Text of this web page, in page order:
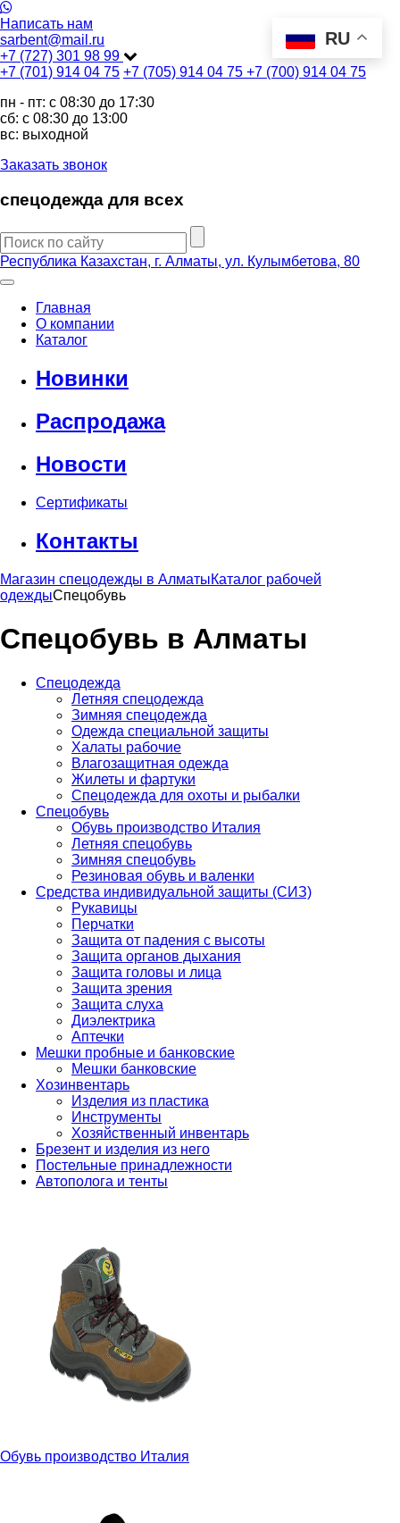
Написать нам
sarbent@mail.ru
+7 (727) 301 98 99
+7 (701) 914 04 75 +7 (705) 914 04 75 +7 (700) 914 04 75
пн - пт: c 08:30 до 17:30
сб: c 08:30 до 13:00
вс: выходной
Заказать звонок
спецодежда для всех
Республика Казахстан, г. Алматы, ул. Кулымбетова, 80
Главная
О компании
Каталог
Новинки
Распродажа
Новости
Сертификаты
Контакты
Магазин спецодежды в АлматыКаталог рабочей
одеждыСпецобувь
Спецобувь в Алматы
Спецодежда
Летняя спецодежда
Зимняя спецодежда
Одежда специальной защиты
Халаты рабочие
Влагозащитная одежда
Жилеты и фартуки
Спецодежда для охоты и рыбалки
Спецобувь
Обувь производство Италия
Летняя спецобувь
Зимняя спецобувь
Резиновая обувь и валенки
Средства индивидуальной защиты (СИЗ)
Рукавицы
Перчатки
Защита от падения с высоты
Защита органов дыхания
Защита головы и лица
Защита зрения
Защита слуха
Диэлектрика
Аптечки
Мешки пробные и банковские
Мешки банковские
Хозинвентарь
Изделия из пластика
Инструменты
Хозяйственный инвентарь
Брезент и изделия из него
Постельные принадлежности
Автополога и тенты
Обувь производство Италия
RU